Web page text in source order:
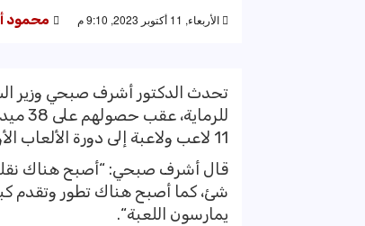
الأربعاء, 11 أكتوبر 2023, 9:10 م محمود
تحدث الدكتور أشرف صبحي وزير
11 لاعب ولاعبة إلى دورة الألعاب الأولمبية باريس 2024.
قال أشرف صبحي: “أصبح هناك
شئ، كما أصبح هناك تطور وتقدم
يمارسون اللعبة“.